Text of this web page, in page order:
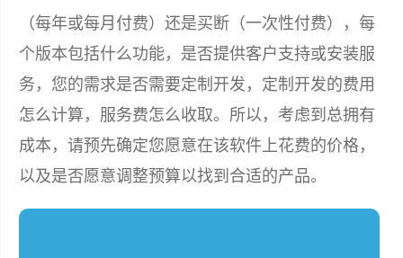
（每年或每月付费）还是买断（一次性付费），每
个版本包括什么功能，是否提供客户支持或安装服
务，您的需求是否需要定制开发，定制开发的费用
怎么计算，服务费怎么收取。所以，考虑到总拥有
成本，请预先确定您愿意在该软件上花费的价格，
以及是否愿意调整预算以找到合适的产品。